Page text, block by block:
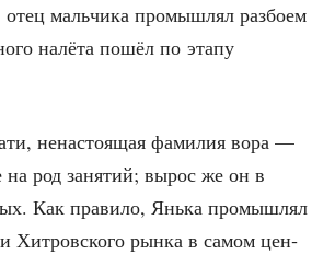
маль­чи­ка про­мыш­лял раз­бо­ем
налё­та пошёл по эта­пу
нена­сто­я­щая фами­лия вора —
на род заня­тий; вырос же он в
Как пра­ви­ло, Янь­ка про­мыш­лял
Хит­ров­ско­го рын­ка в самом цен­